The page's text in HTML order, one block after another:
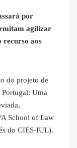
por
agilizar
recurso aos
do projeto de
Uma
School of Law
do CIES-IUL).